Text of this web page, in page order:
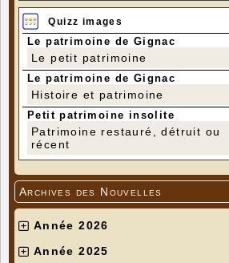
Quizz images
Le patrimoine de Gignac
Le petit patrimoine
Le patrimoine de Gignac
Histoire et patrimoine
Petit patrimoine insolite
Patrimoine restauré, détruit ou
récent
Archives des Nouvelles
Année 2026
Année 2025